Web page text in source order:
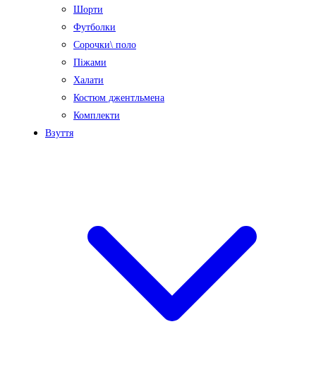
Шорти
Футболки
Сорочки\ поло
Піжами
Халати
Костюм джентльмена
Комплекти
Взуття